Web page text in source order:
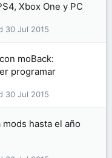
Xbox One y PC
30 Jul 2015
moBack:
programar
30 Jul 2015
hasta el año